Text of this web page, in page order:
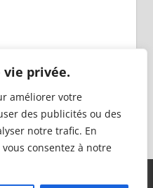
vie privée.
améliorer votre
des publicités ou des
notre trafic. En
consentez à notre